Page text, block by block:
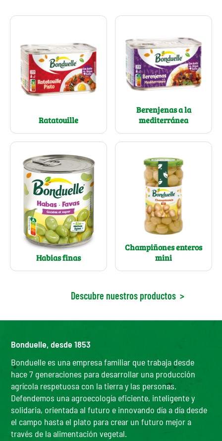
Ratatouille
Berenjenas a la
mediterránea
Habias finas
Champiñones enteros
mini
Descubre nuestros productos >
Bonduelle, desde 1853
Bonduelle es una empresa familiar que trabaja desde
hace 7 generaciones para desarrollar una producción
agrícola respetuosa con la tierra y las personas.
Defendemos una agroecología eficiente, inteligente y
solidaria, orientada al futuro e innovando día a día desde
el campo hasta el plato para crear un futuro mejor a
través de la alimentación vegetal.